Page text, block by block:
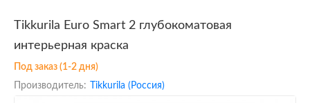
Tikkurila Euro Smart 2 глубокоматовая
интерьерная краска
Под заказ (1-2 дня)
Производитель:
Tikkurila (Россия)